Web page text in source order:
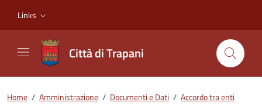
Links
Città di Trapani
Home / Amministrazione / Documenti e Dati / Accordo tra enti